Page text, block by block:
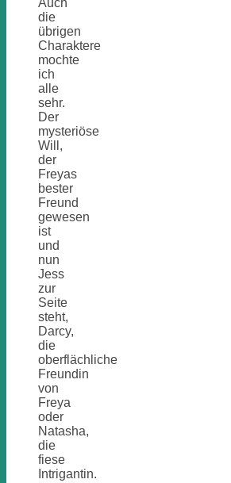
die
übrigen
Charaktere
mochte
ich
alle
sehr.
Der
mysteriöse
Will,
der
Freyas
bester
Freund
gewesen
ist
und
nun
Jess
zur
Seite
steht,
Darcy,
die
oberflächliche
Freundin
von
Freya
oder
Natasha,
die
fiese
Intrigantin.